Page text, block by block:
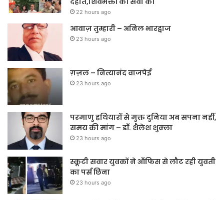
22 hours ago
आवाज़ तुम्हारी – अनिल भारद्वाज
23 hours ago
ग़ज़ल – नित्यानंद वाजपेई
23 hours ago
परमाणु हथियारों से मुक्त दुनिया अब सपना नहीं,
समय की मांग – डॉ. शैलेश शुक्ला
23 hours ago
स्कूटी सवार युवकों ने ऑफिस से लौट रही युवती
का पर्स छिना
23 hours ago